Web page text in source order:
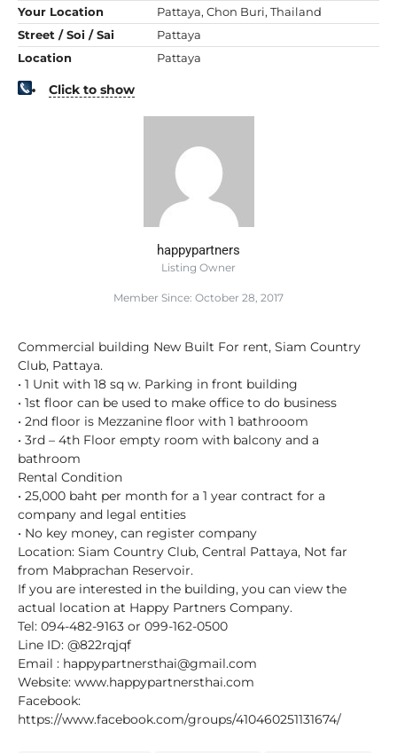
Your Location
Pattaya, Chon Buri, Thailand
Street / Soi / Sai
Pattaya
Location
Pattaya
Click to show
happypartners
Listing Owner
Member Since: October 28, 2017
Commercial building New Built For rent, Siam Country
Club, Pattaya.
• 1 Unit with 18 sq w. Parking in front building
• 1st floor can be used to make office to do business
• 2nd floor is Mezzanine floor with 1 bathrooom
• 3rd – 4th Floor empty room with balcony and a
bathroom
Rental Condition
• 25,000 baht per month for a 1 year contract for a
company and legal entities
• No key money, can register company
Location: Siam Country Club, Central Pattaya, Not far
from Mabprachan Reservoir.
If you are interested in the building, you can view the
actual location at Happy Partners Company.
Tel: 094-482-9163 or 099-162-0500
Line ID: @822rqjqf
Email : happypartnersthai@gmail.com
Website: www.happypartnersthai.com
Facebook:
https://www.facebook.com/groups/410460251131674/